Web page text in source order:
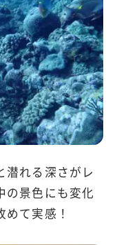
潜れる深さがレ
の景色にも変化
て実感！